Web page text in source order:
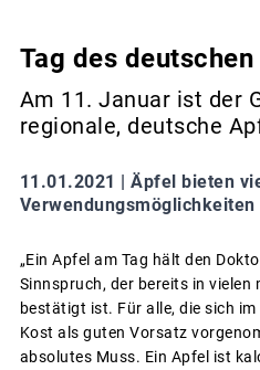
Tag des
Am 11. Januar ist der
regionale, deutsche
11.01.2021 | Äpfel bieten
Verwendungsmöglichkeiten
„Ein Apfel am Tag hält den
Sinnspruch, der bereits in vielen
bestätigt ist. Für alle, die sich
Kost als guten Vorsatz
absolutes Muss. Ein Apfel ist